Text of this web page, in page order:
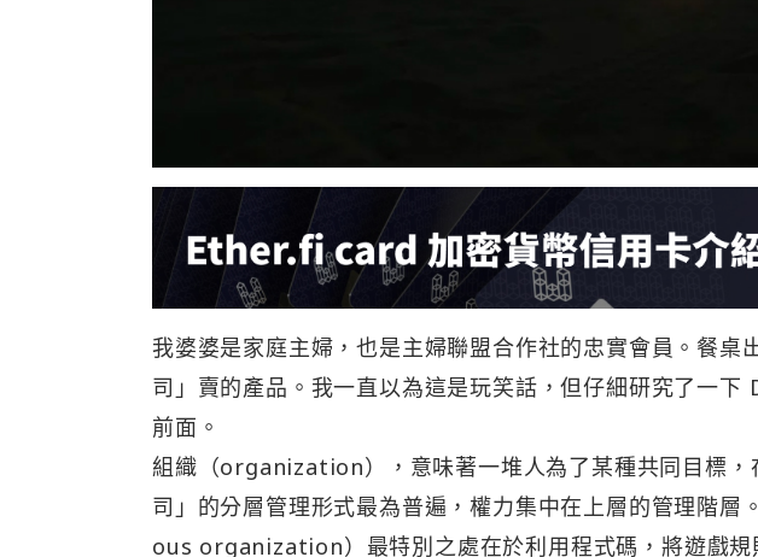
我婆婆是家庭主婦，也是主婦聯盟合作社的忠實會員。餐桌
司」賣的產品。我一直以為這是玩笑話，但仔細研究了一下
前面。
組織（organization），意味著一堆人為了某種共同目標，
司」的分層管理形式最為普遍，權力集中在上層的管理階
ous organization）最特別之處在於利用程式碼，將遊戲規